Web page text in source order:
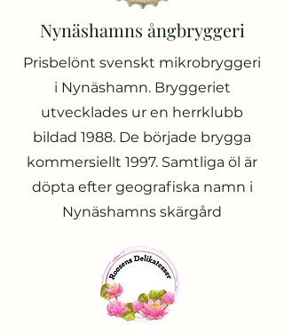
Nynäshamns ångbryggeri
Prisbelönt svenskt mikrobryggeri
i Nynäshamn. Bryggeriet
utvecklades ur en herrklubb
bildad 1988. De började brygga
kommersiellt 1997. Samtliga öl är
döpta efter geografiska namn i
Nynäshamns skärgård